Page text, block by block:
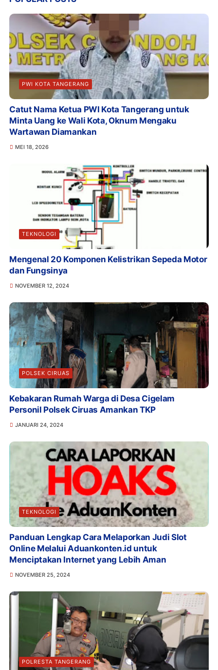
PWI KOTA TANGERANG
Catut Nama Ketua PWI Kota Tangerang untuk
Minta Uang ke Wali Kota, Oknum Mengaku
Wartawan Diamankan
MEI 18, 2026
TEKNOLOGI
Mengenal 20 Komponen Kelistrikan Sepeda Motor
dan Fungsinya
NOVEMBER 12, 2024
POLSEK CIRUAS
Kebakaran Rumah Warga di Desa Cigelam
Personil Polsek Ciruas Amankan TKP
JANUARI 24, 2024
TEKNOLOGI
Panduan Lengkap Cara Melaporkan Judi Slot
Online Melalui Aduankonten.id untuk
Menciptakan Internet yang Lebih Aman
NOVEMBER 25, 2024
POLRESTA TANGERANG